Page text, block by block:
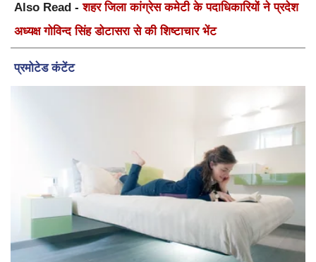
Also Read -शहर जिला कांग्रेस कमेटी के पदाधिकारियों ने प्रदेश
अध्यक्ष गोविन्द सिंह डोटासरा से की शिष्टाचार भेंट